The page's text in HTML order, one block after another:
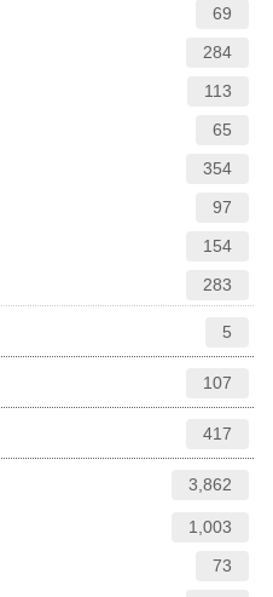
69
284
113
65
354
97
154
283
5
107
417
3,862
1,003
73